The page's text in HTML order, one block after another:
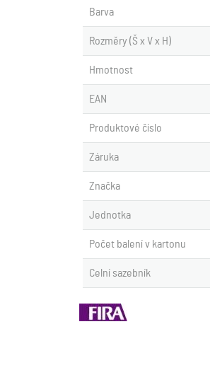
Barva
Rozměry (Š x V x H)
Hmotnost
EAN
Produktové číslo
Záruka
Značka
Jednotka
Počet balení v kartonu
Celní sazebník